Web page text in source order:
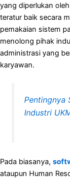
yang diperlukan
teratur baik secara
pemakaian sistem
menolong pihak
administrasi yang
karyawan.
Pentingnya
Industri
Pada biasanya,
ataupun Human